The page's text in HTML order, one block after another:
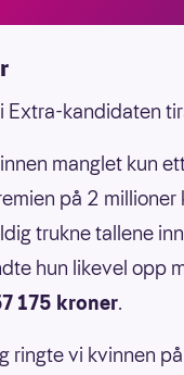
Extra-kandidaten
manglet kun
på 2 millioner
trukne tallene
hun likevel opp
175 kroner.
ringte vi kvinnen